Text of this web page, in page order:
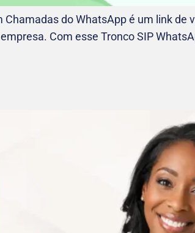
do WhatsApp é um link de
Com esse Tronco SIP